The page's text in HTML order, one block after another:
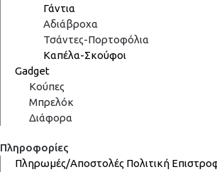
Γάντια
Αδιάβροχα
Τσάντες-Πορτοφόλια
Καπέλα-Σκούφοι
Gadget
Κούπες
Μπρελόκ
Διάφορα
Πληροφορίες
Πληρωμές/Αποστολές Πολιτική